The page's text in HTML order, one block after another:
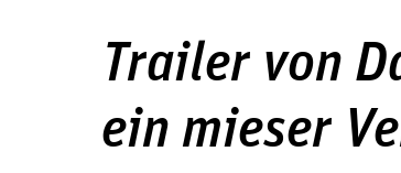
Trailer von
ein mieser